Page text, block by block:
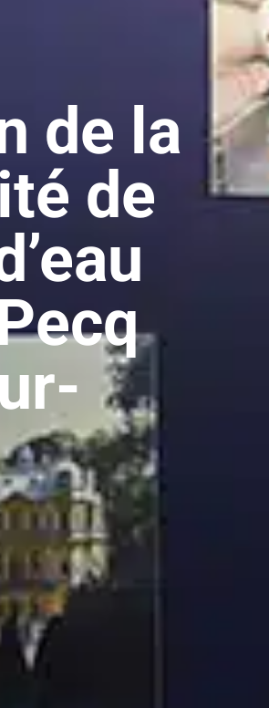
de la
de